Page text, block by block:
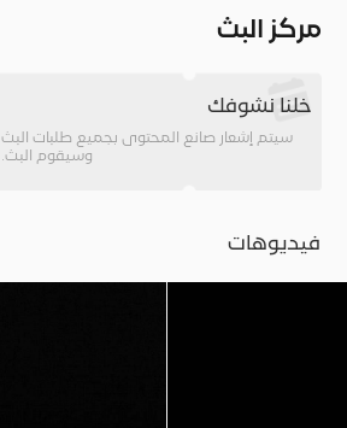
مركز البث
خلنا نشوفك
سيتم إشعار صانع المحتوى بجميع طلبات البث
وسيقوم البث.
فيديوهات